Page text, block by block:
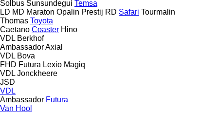
Solbus Sunsundegui Temsa
LD MD Maraton Opalin Prestij RD Safari Tourmalin
Thomas Toyota
Caetano Coaster Hino
VDL Berkhof
AmbassadorAxial
VDL Bova
FHD Futura Lexio Magiq
VDL Jonckheere
JSD
VDL
Ambassador Futura
Van Hool